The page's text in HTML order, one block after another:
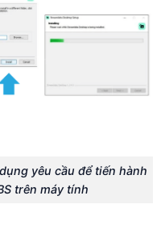
yêu cầu để tiến hành
trên máy tính